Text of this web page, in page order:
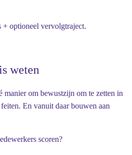
+ optioneel vervolgtraject.
weten
manier om bewustzijn om te zetten in
En vanuit daar bouwen aan
scoren?